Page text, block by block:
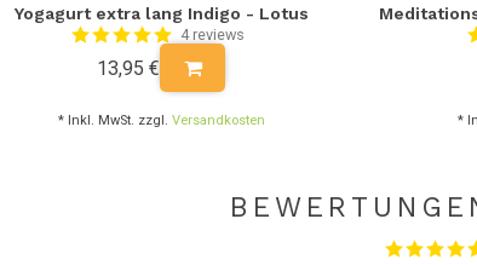
Yogagurt extra lang Indigo - Lotus
4 reviews
13,95 €
* Inkl. MwSt. zzgl. Versandkosten *